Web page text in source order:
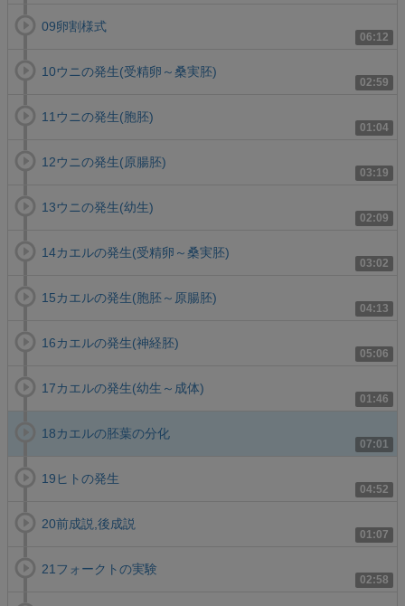
06:12
09卵割様式
02:59
10ウニの発生(受精卵～桑実胚)
01:04
11ウニの発生(胞胚)
03:19
12ウニの発生(原腸胚)
02:09
13ウニの発生(幼生)
03:02
14カエルの発生(受精卵～桑実胚)
04:13
15カエルの発生(胞胚～原腸胚)
05:06
16カエルの発生(神経胚)
01:46
17カエルの発生(幼生～成体)
07:01
18カエルの胚葉の分化
04:52
19ヒトの発生
01:07
20前成説,後成説
02:58
21フォークトの実験